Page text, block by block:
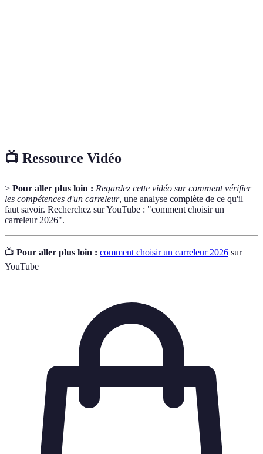
📺 Ressource Vidéo
> Pour aller plus loin : Regardez cette vidéo sur comment vérifier
les compétences d'un carreleur, une analyse complète de ce qu'il
faut savoir. Recherchez sur YouTube : "comment choisir un
carreleur 2026".
📺 Pour aller plus loin : comment choisir un carreleur 2026 sur
YouTube